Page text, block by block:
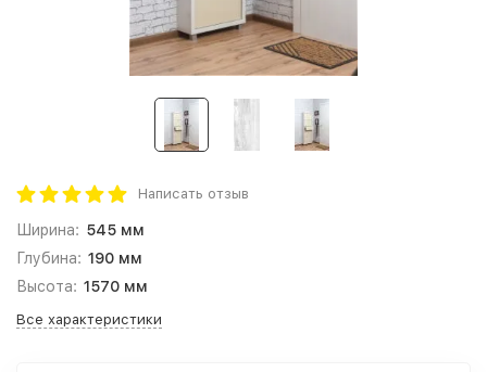
Написать отзыв
Ширина: 545 мм
Глубина: 190 мм
Высота: 1570 мм
Все характеристики